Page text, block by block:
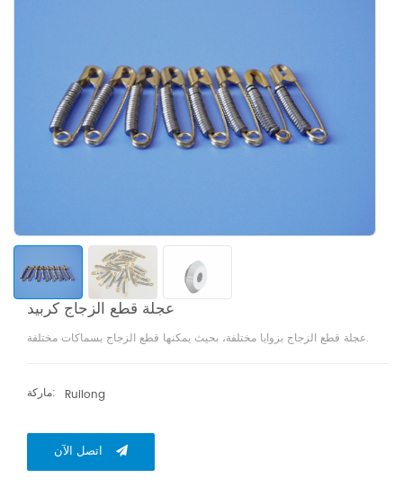
عجلة قطع الزجاج كربيد
عجلة قطع الزجاج بزوايا مختلفة، بحيث يمكنها قطع الزجاج بسماكات مختلفة.
ماركة: Ruilong
اتصل الآن